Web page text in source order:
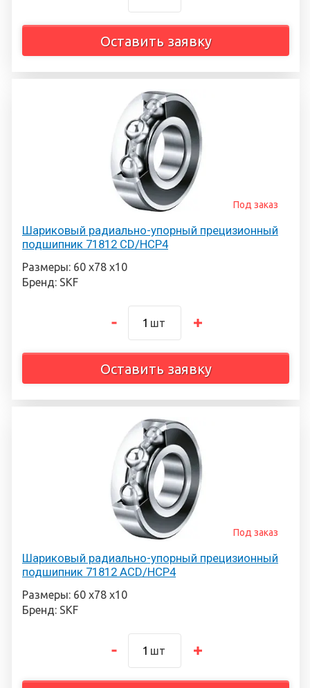
Оставить заявку
Шариковый радиально-упорный прецизионный
подшипник 71812 CD/HCP4
Под заказ
Размеры: 60 х78 х10
Бренд: SKF
шт
Оставить заявку
Шариковый радиально-упорный прецизионный
подшипник 71812 ACD/HCP4
Под заказ
Размеры: 60 х78 х10
Бренд: SKF
шт